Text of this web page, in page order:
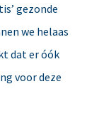
gezonde
we helaas
dat er óók
voor deze